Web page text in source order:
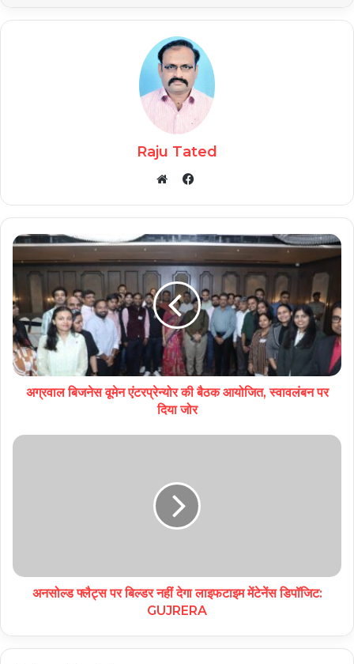
Raju Tated
Facebook
अग्रवाल बिजनेस वूमेन एंटरप्रेन्योर की बैठक आयोजित, स्वावलंबन पर
दिया जोर
अनसोल्ड फ्लैट्स पर बिल्डर नहीं देगा लाइफटाइम मेंटेनेंस डिपॉजिट:
GUJRERA